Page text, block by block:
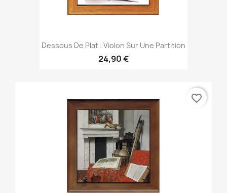
Dessous De Plat : Violon Sur Une Partition
24,90 €
favorite_border